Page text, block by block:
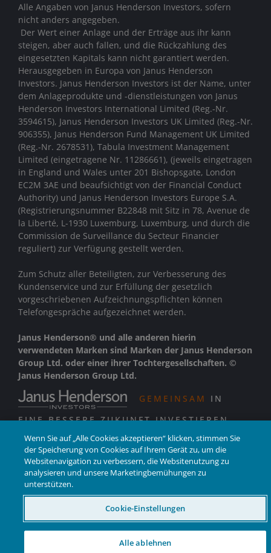
Alle Angaben von Janus Henderson Investors, sofern
nicht anders angegeben.
Der Wert einer Anlage und der Erträge aus ihr kann
steigen, aber auch fallen, und die Rückzahlung des
eingesetzten Kapitals kann nicht garantiert werden.
Herausgegeben in Europa von Janus Henderson
Investors. Janus Henderson Investors ist der Name, unter
dem Anlageprodukte und -dienstleistungen von Janus
Henderson Investors International Limited (Reg.-Nr.
3594615), Janus Henderson Investors UK Limited (Reg.-Nr.
906355), Janus Henderson Fund Management UK Limited
(Reg.-Nr. 2678531), Tabula Investment Management
Limited (eingetragene Nr. 11286661), (jeweils eingetragen
in England und Wales unter 201 Bishopsgate, London
EC2M 3AE und beaufsichtigt von der Financial Conduct
Authority) und Janus Henderson Investors Europe S.A.
(Registrierungsnummer B22848 mit Sitz in 78, Avenue de
la Liberté, L-1930 Luxemburg, Luxemburg, und durch die
Commission de Surveillance du Secteur Financier
reguliert) zur Verfügung gestellt werden.
Zum Schutz aller Beteiligten, zur Verbesserung des
Kundenservice und zur Erfüllung der gesetzlich
vorgeschriebenen Aufzeichnungspflichten können
Telefongespräche aufgezeichnet werden.
Janus Henderson® und alle anderen hierin
verwendeten Marken sind Marken der Janus Henderson
Group Ltd. oder einer ihrer Tochtergesellschaften. ©
Janus Henderson Group Ltd.
GEMEINSAM
IN
EINE BESSERE ZUKUNFT INVESTIEREN
Wenn Sie auf „Alle Cookies akzeptieren“ klicken, stimmen Sie
der Speicherung von Cookies auf Ihrem Gerät zu, um die
Websitenavigation zu verbessern, die Websitenutzung zu
analysieren und unsere Marketingbemühungen zu
unterstützen.
Cookie-Einstellungen
Alle ablehnen